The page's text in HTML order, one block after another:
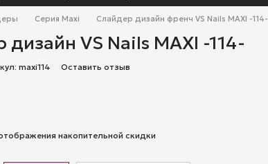
Серия Maxi Слайдер дизайн френч VS Nails MAXI -114-
VS Nails MAXI -114-
maxi114 Оставить отзыв
накопительной скидки